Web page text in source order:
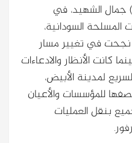
جمال الشهيد، في
المسلحة السودانية،
نجحت في تغيير مسار
كانت الأنظار والادعاءات
لمدينة الأبيض،
للمؤسسات والأعيان
بنقل العمليات